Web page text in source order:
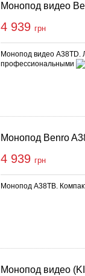
Монопод видео
4 939 грн
Монопод видео A38TD.
профессиональными
Монопод Benro
4 939 грн
Монопод A38TB.
Монопод видео